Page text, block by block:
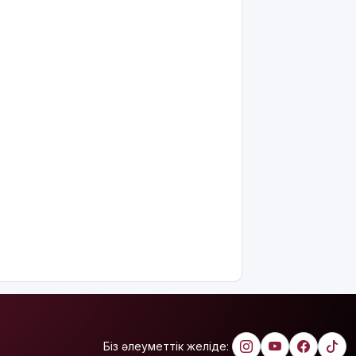
Біз әлеуметтік желіде: